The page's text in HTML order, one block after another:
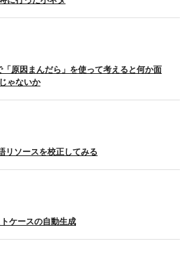
原因まんだら」を使って考えると何か面
ゃないか
ソースを校正してみる
ケースの自動生成